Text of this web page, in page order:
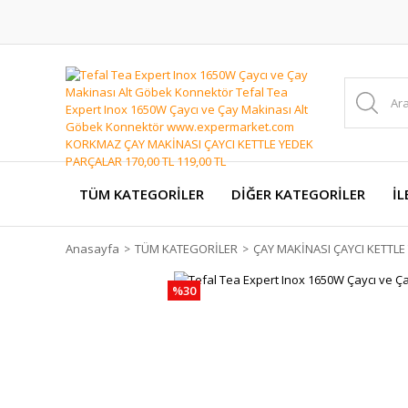
TÜM KATEGORİLER DİĞER KATEGORİLER
Anasayfa TÜM KATEGORİLER ÇAY MAKİNASI ÇAYCI
%30